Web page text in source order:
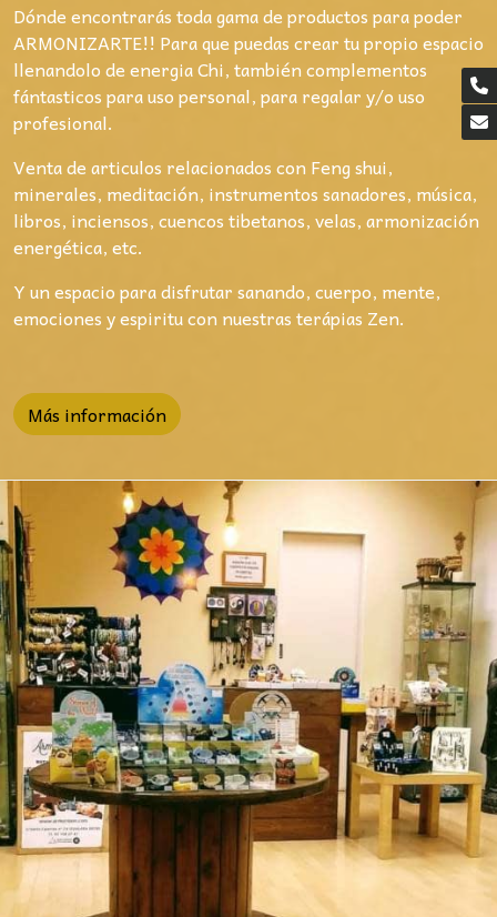
Dónde encontrarás toda gama de productos para poder
ARMONIZARTE!! Para que puedas crear tu propio espacio
llenandolo de energia Chi, también complementos
fántasticos para uso personal, para regalar y/o uso
profesional.
Venta de articulos relacionados con Feng shui,
minerales, meditación, instrumentos sanadores, música,
libros, inciensos, cuencos tibetanos, velas, armonización
energética, etc.
Y un espacio para disfrutar sanando, cuerpo, mente,
emociones y espiritu con nuestras terápias Zen.
Más información